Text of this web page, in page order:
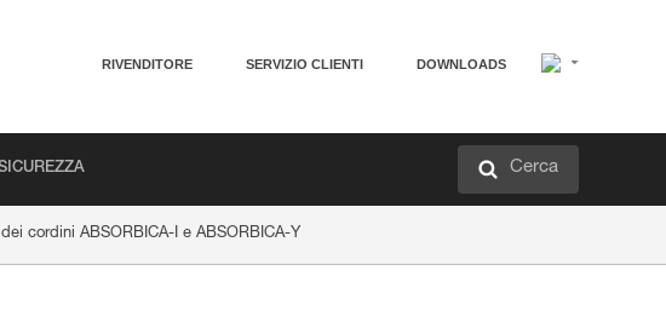
RIVENDITORE SERVIZIO CLIENTI DOWNLOADS
Cerca
cordini ABSORBICA-I e ABSORBICA-Y